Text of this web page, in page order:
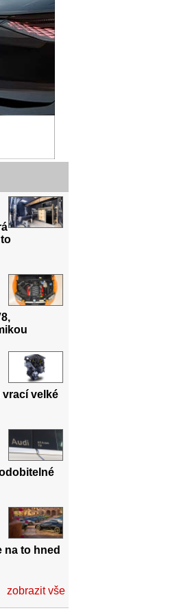
velké
na to hned
zobrazit vše